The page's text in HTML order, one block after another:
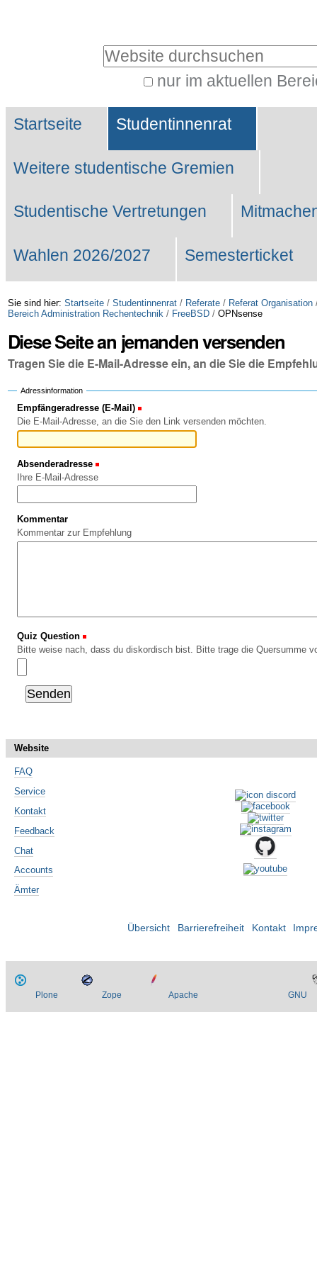
Website durchsuchen
nur im aktuellen
Suche…
Sektionen
Startseite Studentinnenrat
Weitere studentische Gremien
Studentische Vertretungen
Wahlen 2026/2027 Semesterticket
Sie sind hier: Startseite / Studentinnenrat / Referate / Referat Organisation
Bereich Administration Rechentechnik / FreeBSD / OPNsense
Diese Seite an jemanden versenden
Tragen Sie die E-Mail-Adresse ein, an die Sie die
Adressinformation
Empfängeradresse (E-Mail)
Die E-Mail-Adresse, an die Sie den Link versenden möchten.
Absenderadresse
Ihre E-Mail-Adresse
Kommentar
Kommentar zur Empfehlung
Quiz Question
Bitte weise nach, dass du diskordisch bist. Bitte trage die Quersumme
Website
FAQ
Service
Kontakt
Feedback
Chat
Accounts
Ämter
Übersicht Barrierefreiheit Kontakt
Plone Zope Apache GNU